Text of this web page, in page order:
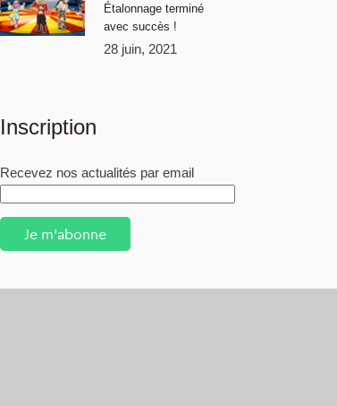
Étalonnage terminé
avec succès !
28 juin, 2021
Inscription
Recevez nos actualités par email
Je m'abonne